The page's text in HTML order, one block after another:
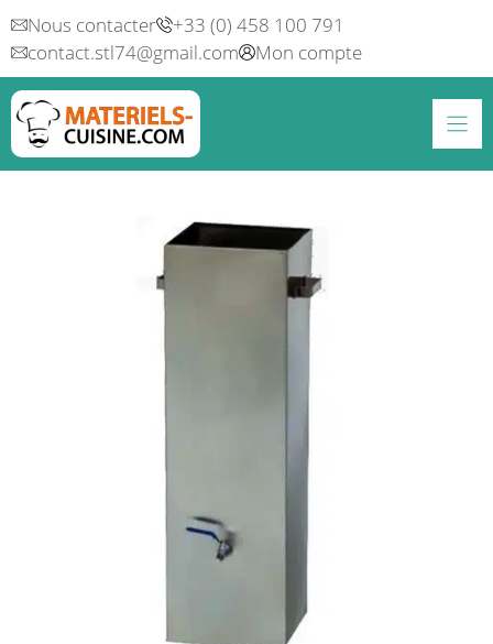
Aller
au
contenu
Nous contacter
+33 (0) 458 100 791
contact.stl74@gmail.com
Mon compte